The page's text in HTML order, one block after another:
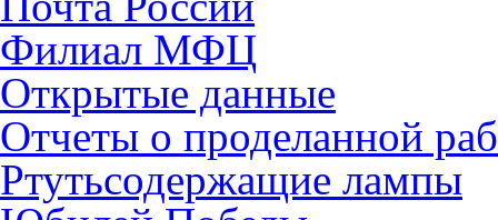
Филиал МФЦ
Открытые данные
Отчеты о проделанной
Ртутьсодержащие лампы